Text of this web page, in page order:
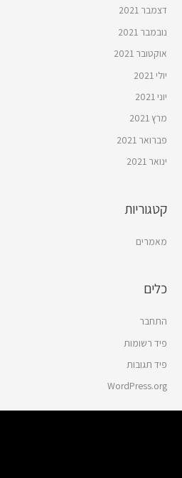
דצמבר 2021
נובמבר 2021
אוקטובר 2021
יולי 2021
יוני 2021
מרץ 2021
פברואר 2021
ינואר 2021
קטגוריות
מאמרים
כלים
התחבר
פיד רשומות
פיד תגובות
WordPress.org